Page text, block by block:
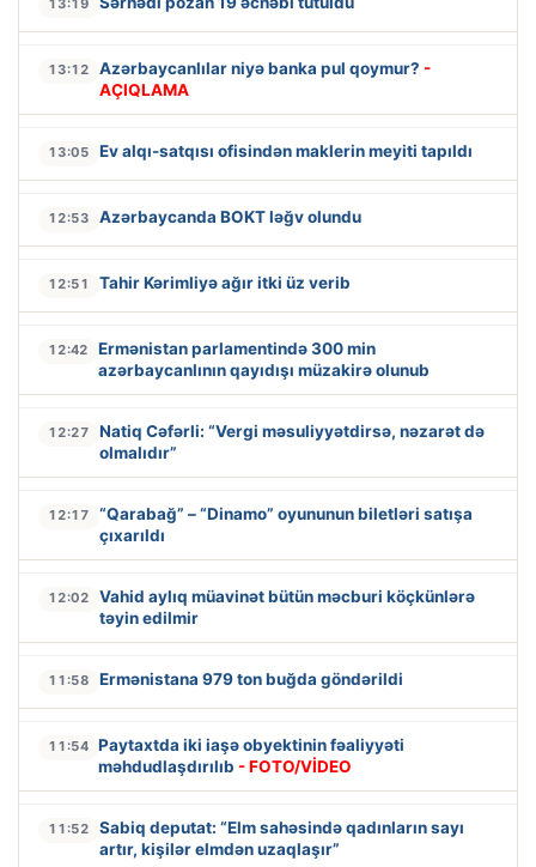
13:12 Azərbaycanlılar niyə banka pul qoymur? -
AÇIQLAMA
13:05 Ev alqı-satqısı ofisindən maklerin meyiti tapıldı
12:53 Azərbaycanda BOKT ləğv olundu
12:51 Tahir Kərimliyə ağır itki üz verib
12:42
Ermənistan parlamentində 300 min
azərbaycanlının qayıdışı müzakirə olunub
12:27
Natiq Cəfərli: “Vergi məsuliyyətdirsə, nəzarət də
olmalıdır”
12:17
“Qarabağ” – “Dinamo” oyununun biletləri satışa
çıxarıldı
12:02
Vahid aylıq müavinət bütün məcburi köçkünlərə
təyin edilmir
11:58 Ermənistana 979 ton buğda göndərildi
11:54 Paytaxtda iki iaşə obyektinin fəaliyyəti
məhdudlaşdırılıb - FOTO/VİDEO
11:52
Sabiq deputat: “Elm sahəsində qadınların sayı
artır, kişilər elmdən uzaqlaşır”